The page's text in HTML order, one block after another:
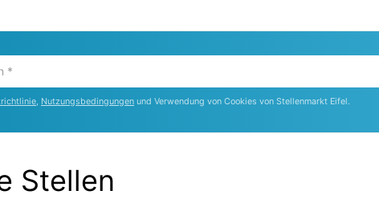
, Nutzungsbedingungen und Verwendung von Cookies von Stellenmarkt Eifel.
Stellen